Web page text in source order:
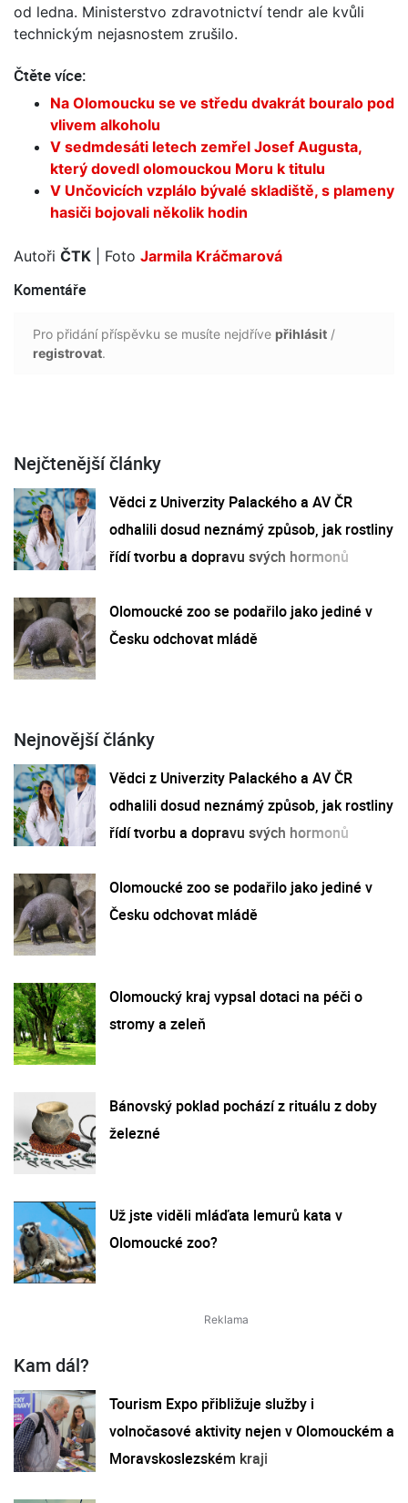
od ledna. Ministerstvo zdravotnictví tendr ale kvůli
technickým nejasnostem zrušilo.
Čtěte více:
Na Olomoucku se ve středu dvakrát bouralo pod
vlivem alkoholu
V sedmdesáti letech zemřel Josef Augusta,
který dovedl olomouckou Moru k titulu
V Unčovicích vzplálo bývalé skladiště, s plameny
hasiči bojovali několik hodin
Autoři ČTK | Foto Jarmila Kráčmarová
Komentáře
Pro přidání příspěvku se musíte nejdříve přihlásit /
registrovat.
Nejčtenější články
Vědci z Univerzity Palackého a AV ČR
odhalili dosud neznámý způsob, jak rostliny
řídí tvorbu a dopravu svých hormonů
Olomoucké zoo se podařilo jako jediné v
Česku odchovat mládě
Nejnovější články
Vědci z Univerzity Palackého a AV ČR
odhalili dosud neznámý způsob, jak rostliny
řídí tvorbu a dopravu svých hormonů
Olomoucké zoo se podařilo jako jediné v
Česku odchovat mládě
Olomoucký kraj vypsal dotaci na péči o
stromy a zeleň
Bánovský poklad pochází z rituálu z doby
železné
Už jste viděli mláďata lemurů kata v
Olomoucké zoo?
Kam dál?
Tourism Expo přibližuje služby i
volnočasové aktivity nejen v Olomouckém a
Moravskoslezském kraji